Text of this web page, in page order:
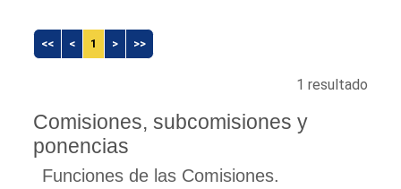
<< < 1 > >>
1 resultado
Comisiones, subcomisiones y
ponencias
Funciones de las Comisiones.